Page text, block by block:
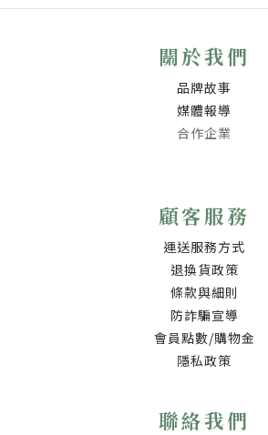
關於我們
品牌故事
媒體報導
合作企業
顧客服務
運送服務方式
退換貨政策
條款與細則
防詐騙宣導
會員點數/購物金
隱私政策
聯絡我們